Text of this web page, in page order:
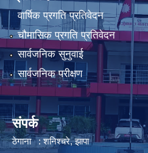
वार्षिक प्रगति प्रतिवेदन
चौमासिक प्रगति प्रतिवेदन
सार्वजनिक सुनुवाई
सार्वजनिक परीक्षण
संपर्क
ठेगाना : शनिश्चरे, झापा